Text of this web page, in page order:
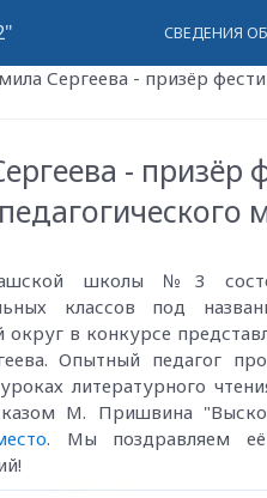
СВЕДЕНИЯ
Сергеева - призёр
- призёр
педагогического
школы №3
классов под
в конкурсе
Опытный педагог
литературного
М. Пришвина
. Мы поздравляем